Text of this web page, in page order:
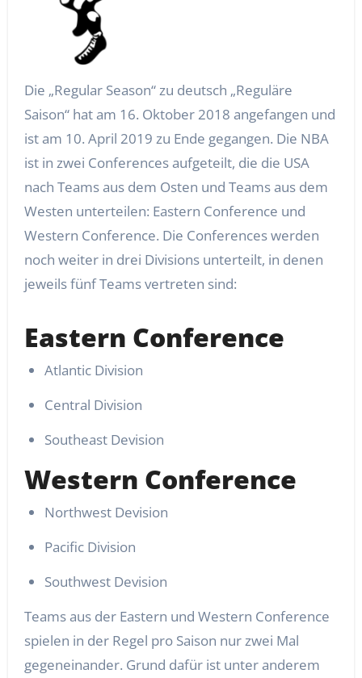
Die „Regular Season“ zu deutsch „Reguläre
Saison“ hat am 16. Oktober 2018 angefangen und
ist am 10. April 2019 zu Ende gegangen. Die NBA
ist in zwei Conferences aufgeteilt, die die USA
nach Teams aus dem Osten und Teams aus dem
Westen unterteilen: Eastern Conference und
Western Conference. Die Conferences werden
noch weiter in drei Divisions unterteilt, in denen
jeweils fünf Teams vertreten sind:
Eastern Conference
Atlantic Division
Central Division
Southeast Devision
Western Conference
Northwest Devision
Pacific Division
Southwest Devision
Teams aus der Eastern und Western Conference
spielen in der Regel pro Saison nur zwei Mal
gegeneinander. Grund dafür ist unter anderem